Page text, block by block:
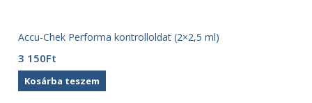
Accu-Chek Performa kontrolloldat (2×2,5 ml)
3 150Ft
Kosárba teszem